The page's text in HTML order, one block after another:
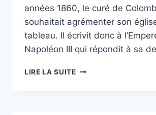
années 1860, le curé de
souhaitait agrémenter son
tableau. Il écrivit donc à
Napoléon III qui répondit à sa
LIRE LA SUITEAPÉRO